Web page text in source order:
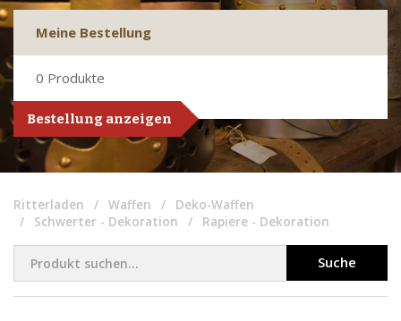
Meine Bestellung
0 Produkte
Bestellung anzeigen
Ritterladen Waffen
Deko-Waffen
Schwerter - Dekoration
Rapiere - Dekoration
Suche